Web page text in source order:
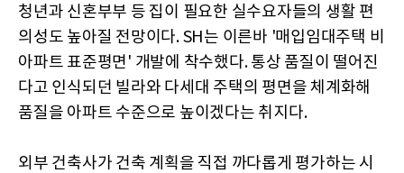
청년과 신혼부부 등 집이 필요한 실수요자들의 생활 편
의성도 높아질 전망이다. SH는 이른바 '매입임대주택 비
아파트 표준평면' 개발에 착수했다. 통상 품질이 떨어진
다고 인식되던 빌라와 다세대 주택의 평면을 체계화해
품질을 아파트 수준으로 높이겠다는 취지다.
외부 건축사가 건축 계획을 직접 까다롭게 평가하는 시